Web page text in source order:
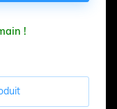
!